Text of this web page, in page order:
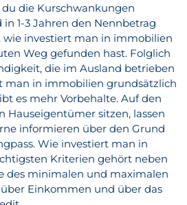
die Kurschwankungen
1-3 Jahren den Nennbetrag
investiert man in immobilien
Weg gefunden hast. Folglich
die im Ausland betrieben
man in immobilien grundsätzlich
es mehr Vorbehalte. Auf den
Hauseigentümer sitzen, lassen
informieren über den Grund
Wie investiert man in
Kriterien gehört neben
des minimalen und maximalen
Einkommen und über das